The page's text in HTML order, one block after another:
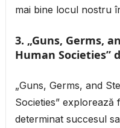
mai bine locul nostru
3. „Guns, Germs,
Human Societies”
„Guns, Germs, and
Societies”
determinat succesul